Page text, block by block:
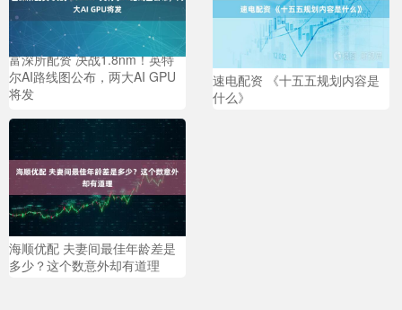
富深所配资 决战1.8nm！英特
尔AI路线图公布，两大AI GPU
将发
速电配资 《十五五规划内容是
什么》
海顺优配 夫妻间最佳年龄差是
多少？这个数意外却有道理